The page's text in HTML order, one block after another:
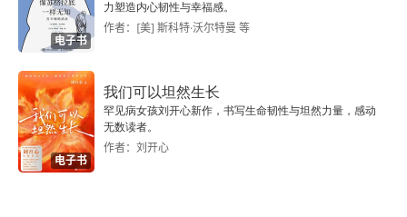
一
二
三
四
电子书
力塑造内心韧性与幸福感。
作者：[美] 斯科特·沃尔特曼 等
电子书
我们可以坦然生长
罕见病女孩刘开心新作，书写生命韧性与坦然力量，感动
无数读者。
作者：刘开心